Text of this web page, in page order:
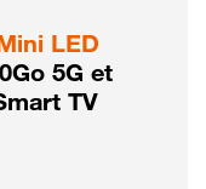
LED
5G et
TV